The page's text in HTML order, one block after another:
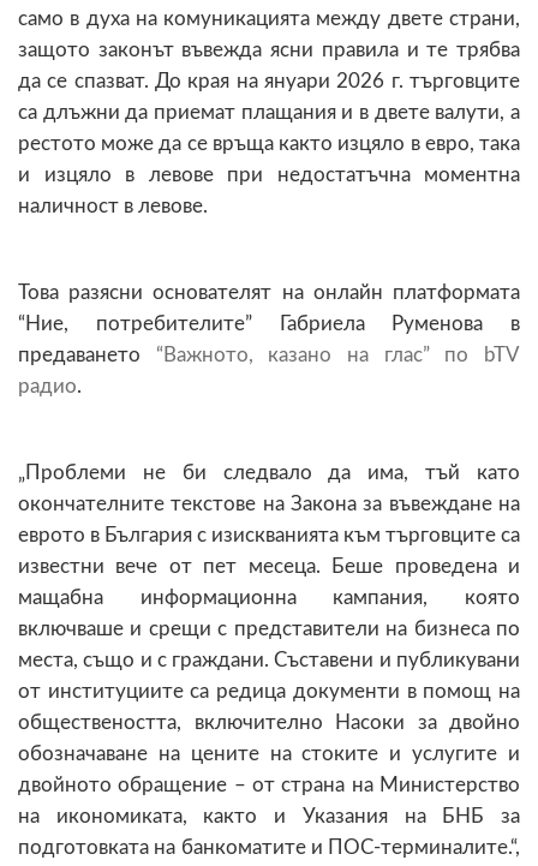
само в духа на комуникацията между двете страни,
защото законът въвежда ясни правила и те трябва
да се спазват. До края на януари 2026 г. търговците
са длъжни да приемат плащания и в двете валути, а
рестото може да се връща както изцяло в евро, така
и изцяло в левове при недостатъчна моментна
наличност в левове.
Това разясни основателят на онлайн платформата
“Ние, потребителите” Габриела Руменова в
предаването “Важното, казано на глас” по bTV
радио.
„Проблеми не би следвало да има, тъй като
окончателните текстове на Закона за въвеждане на
еврото в България с изискванията към търговците са
известни вече от пет месеца. Беше проведена и
мащабна информационна кампания, която
включваше и срещи с представители на бизнеса по
места, също и с граждани. Съставени и публикувани
от институциите са редица документи в помощ на
обществеността, включително Насоки за двойно
обозначаване на цените на стоките и услугите и
двойното обращение – от страна на Министерство
на икономиката, както и Указания на БНБ за
подготовката на банкоматите и ПОС-терминалите.“,